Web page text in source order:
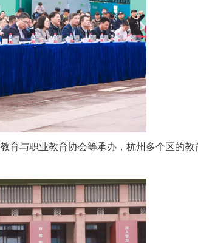
育与职业教育协会等承办，杭州多个区的教